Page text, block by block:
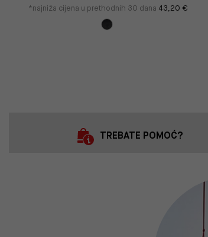
*najniža cijena u prethodnih 30 dana 43,20 €
TREBATE POMOĆ?